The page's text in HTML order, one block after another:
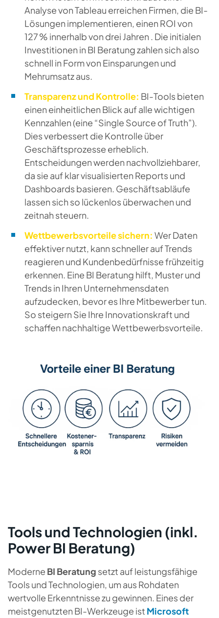
Analyse von Tableau erreichen Firmen, die BI-
Lösungen implementieren, einen ROI von
127 % innerhalb von drei Jahren . Die initialen
Investitionen in BI Beratung zahlen sich also
schnell in Form von Einsparungen und
Mehrumsatz aus.
Transparenz und Kontrolle: BI-Tools bieten
einen einheitlichen Blick auf alle wichtigen
Kennzahlen (eine “Single Source of Truth”).
Dies verbessert die Kontrolle über
Geschäftsprozesse erheblich.
Entscheidungen werden nachvollziehbarer,
da sie auf klar visualisierten Reports und
Dashboards basieren. Geschäftsabläufe
lassen sich so lückenlos überwachen und
zeitnah steuern.
Wettbewerbsvorteile sichern: Wer Daten
effektiver nutzt, kann schneller auf Trends
reagieren und Kundenbedürfnisse frühzeitig
erkennen. Eine BI Beratung hilft, Muster und
Trends in Ihren Unternehmensdaten
aufzudecken, bevor es Ihre Mitbewerber tun.
So steigern Sie Ihre Innovationskraft und
schaffen nachhaltige Wettbewerbsvorteile.
Tools und Technologien (inkl.
Power BI Beratung)
Moderne BI Beratung setzt auf leistungsfähige
Tools und Technologien, um aus Rohdaten
wertvolle Erkenntnisse zu gewinnen. Eines der
meistgenutzten BI-Werkzeuge ist Microsoft